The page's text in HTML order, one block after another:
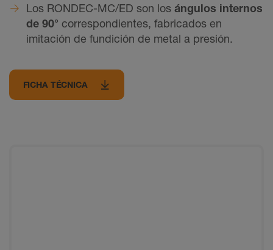
Los RONDEC-MC/ED son los ángulos internos
de 90° correspondientes, fabricados en
imitación de fundición de metal a presión.
FICHA TÉCNICA